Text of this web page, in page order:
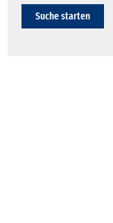
Suche starten